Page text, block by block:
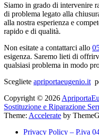
Siamo in grado di intervenire
di problema legato alla
alla nostra esperienza e
rapido e di qualità.
Non esitate a contattarci allo
esigenza. Saremo lieti di
qualsiasi problema in modo
Scegliete apriportaeugenio.it
Copyright © 2026
Sostituzione e Riparazione
Theme: Accelerate by
Privacy Policy – P.iva